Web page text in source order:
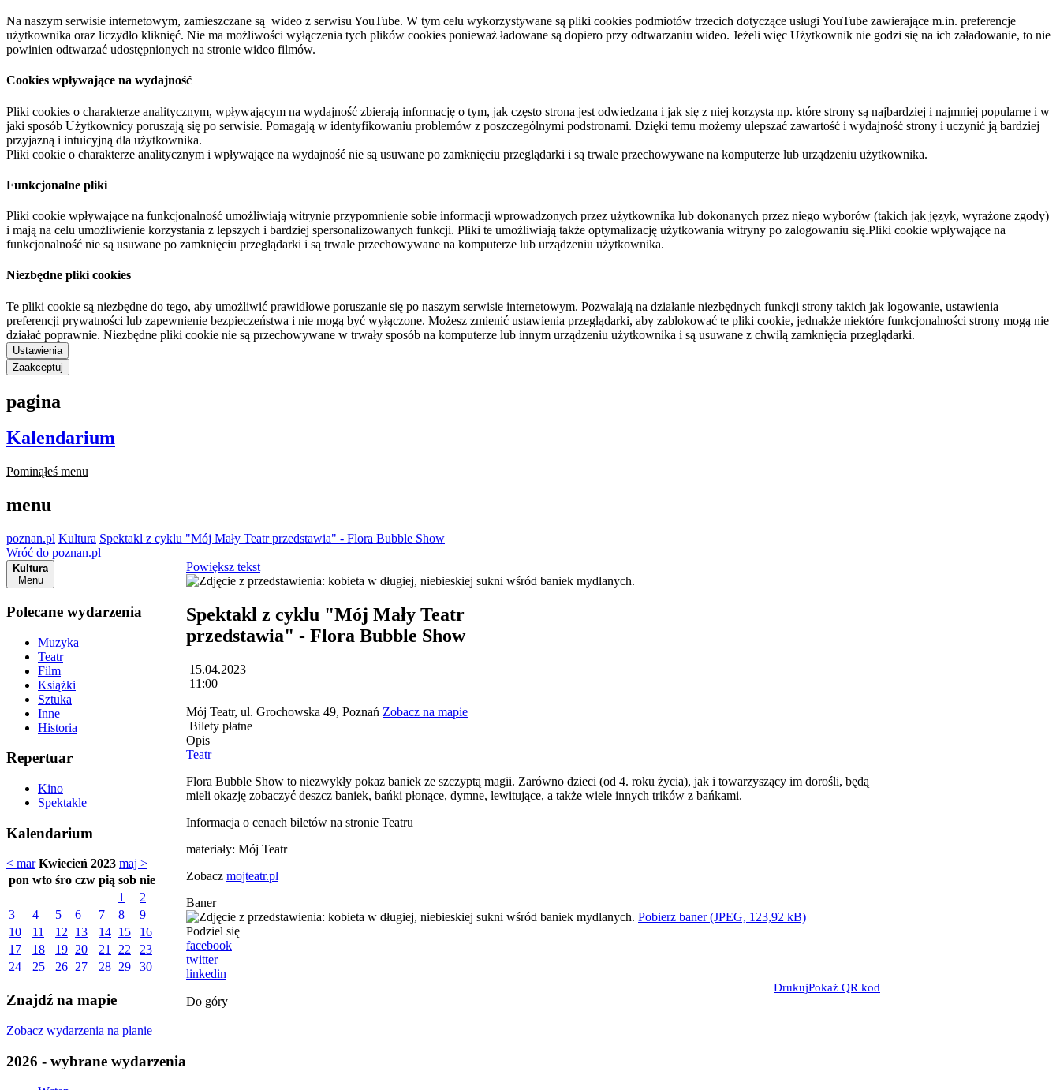
Na naszym serwisie internetowym, zamieszczane są wideo z serwisu YouTube. W tym celu wykorzystywane są pliki cookies podmiotów trzecich dotyczące usługi YouTube zawierające m.in. preferencje
użytkownika oraz liczydło kliknięć. Nie ma możliwości wyłączenia tych plików cookies ponieważ ładowane są dopiero przy odtwarzaniu wideo. Jeżeli więc Użytkownik nie godzi się na ich załadowanie, to nie
powinien odtwarzać udostępnionych na stronie wideo filmów.
Cookies wpływające na wydajność
Pliki cookies o charakterze analitycznym, wpływającym na wydajność zbierają informację o tym, jak często strona jest odwiedzana i jak się z niej korzysta np. które strony są najbardziej i najmniej popularne i w
jaki sposób Użytkownicy poruszają się po serwisie. Pomagają w identyfikowaniu problemów z poszczególnymi podstronami. Dzięki temu możemy ulepszać zawartość i wydajność strony i uczynić ją bardziej
przyjazną i intuicyjną dla użytkownika.
Pliki cookie o charakterze analitycznym i wpływające na wydajność nie są usuwane po zamknięciu przeglądarki i są trwale przechowywane na komputerze lub urządzeniu użytkownika.
Funkcjonalne pliki
Pliki cookie wpływające na funkcjonalność umożliwiają witrynie przypomnienie sobie informacji wprowadzonych przez użytkownika lub dokonanych przez niego wyborów (takich jak język, wyrażone zgody)
i mają na celu umożliwienie korzystania z lepszych i bardziej spersonalizowanych funkcji. Pliki te umożliwiają także optymalizację użytkowania witryny po zalogowaniu się.Pliki cookie wpływające na
funkcjonalność nie są usuwane po zamknięciu przeglądarki i są trwale przechowywane na komputerze lub urządzeniu użytkownika.
Niezbędne pliki cookies
Te pliki cookie są niezbędne do tego, aby umożliwić prawidłowe poruszanie się po naszym serwisie internetowym. Pozwalają na działanie niezbędnych funkcji strony takich jak logowanie, ustawienia
preferencji prywatności lub zapewnienie bezpieczeństwa i nie mogą być wyłączone. Możesz zmienić ustawienia przeglądarki, aby zablokować te pliki cookie, jednakże niektóre funkcjonalności strony mogą nie
działać poprawnie. Niezbędne pliki cookie nie są przechowywane w trwały sposób na komputerze lub innym urządzeniu użytkownika i są usuwane z chwilą zamknięcia przeglądarki.
Ustawienia
Zaakceptuj
pagina
Kalendarium
Pominąłeś menu
menu
poznan.pl Kultura Spektakl z cyklu "Mój Mały Teatr przedstawia" - Flora Bubble Show
Wróć do poznan.pl
Kultura
Menu
Polecane wydarzenia
Muzyka
Teatr
Film
Książki
Sztuka
Inne
Historia
Repertuar
Kino
Spektakle
Kalendarium
< mar Kwiecień 2023 maj >
pon wto śro czw pią sob nie
1
2
3
4 5 6 7 8
9
10
11 12 13 14 15
16
17
18 19 20 21 22
23
24
25 26 27 28 29 30
Znajdź na mapie
Zobacz wydarzenia na planie
2026 - wybrane wydarzenia
Powiększ tekst
Spektakl z cyklu "Mój Mały Teatr
przedstawia" - Flora Bubble Show
15.04.2023
11:00
Mój Teatr, ul. Grochowska 49, Poznań Zobacz na mapie
Bilety płatne
Opis
Teatr
Flora Bubble Show to niezwykły pokaz baniek ze szczyptą magii. Zarówno dzieci (od 4. roku życia), jak i towarzyszący im dorośli, będą
mieli okazję zobaczyć deszcz baniek, bańki płonące, dymne, lewitujące, a także wiele innych trików z bańkami.
Informacja o cenach biletów na stronie Teatru
materiały: Mój Teatr
Zobacz mojteatr.pl
Baner
Pobierz baner (JPEG, 123,92 kB)
Podziel się
facebook
twitter
linkedin
DrukujPokaż QR kod
Do góry